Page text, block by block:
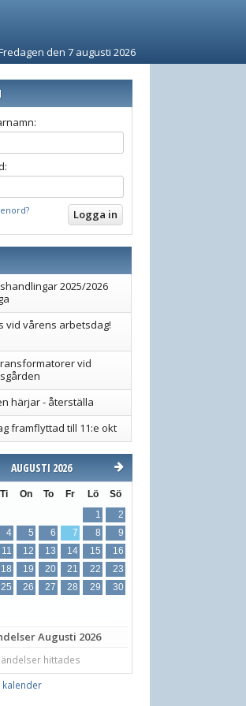
den 7 augusti 2026
2025/2026
vid vårens arbetsdag!
vid
härjar - återställa
framflyttad till 11:e okt
AUGUSTI 2026
Ti On To Fr Lö Sö
1
2
4 5 6 7 8
9
11 12 13 14 15
16
18 19 20 21 22
23
25 26 27 28 29
30
Augusti 2026
hittades